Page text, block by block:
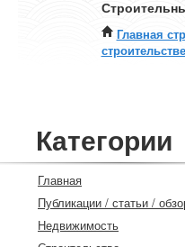
Главная
строительстве
Категории
Главная
Публикации / статьи /
Недвижимость